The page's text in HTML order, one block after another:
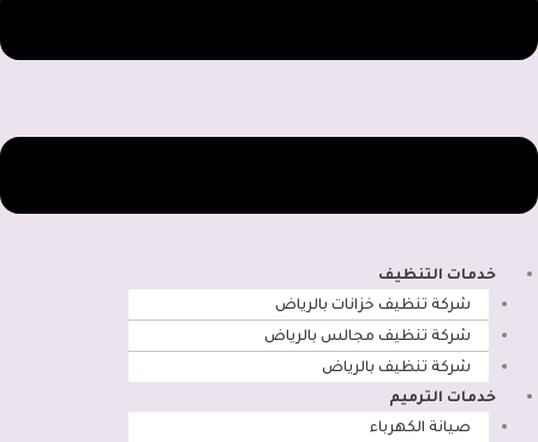
خدمات التنظيف
شركة تنظيف خزانات بالرياض
شركة تنظيف مجالس بالرياض
شركة تنظيف بالرياض
خدمات الترميم
صيانة الكهرباء